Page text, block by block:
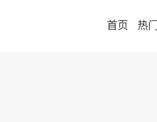
首页 热